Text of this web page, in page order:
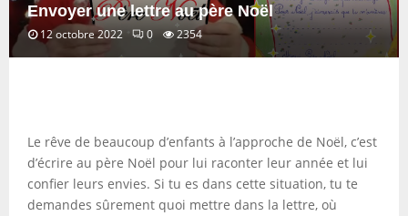
Envoyer une lettre au père Noël
12 octobre 2022 0 2354
Le rêve de beaucoup d’enfants à l’approche de Noël, c’est
d’écrire au père Noël pour lui raconter leur année et lui
confier leurs envies. Si tu es dans cette situation, tu te
demandes sûrement quoi mettre dans la lettre, où